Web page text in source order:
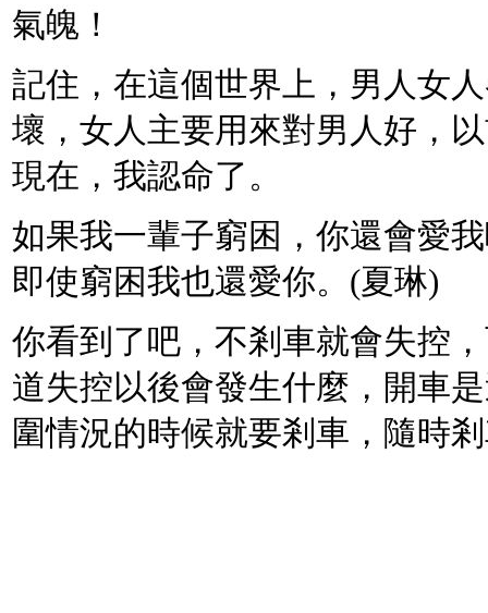
氣魄！
記住，在這個世界上，男人女
壞，女人主要用來對男人好，
現在，我認命了。
如果我一輩子窮困，你還會
即使窮困我也還愛你。(夏琳)
你看到了吧，不剎車就會失控
道失控以後會發生什麼，開車
圍情況的時候就要剎車，隨時